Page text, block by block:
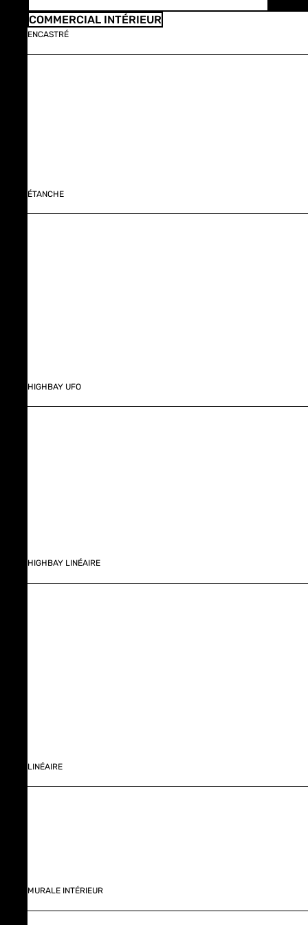
COMMERCIAL INTÉRIEUR
ENCASTRÉ
ÉTANCHE
HIGHBAY UFO
HIGHBAY LINÉAIRE
LINÉAIRE
MURALE INTÉRIEUR